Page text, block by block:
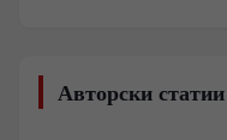
Авторски статии